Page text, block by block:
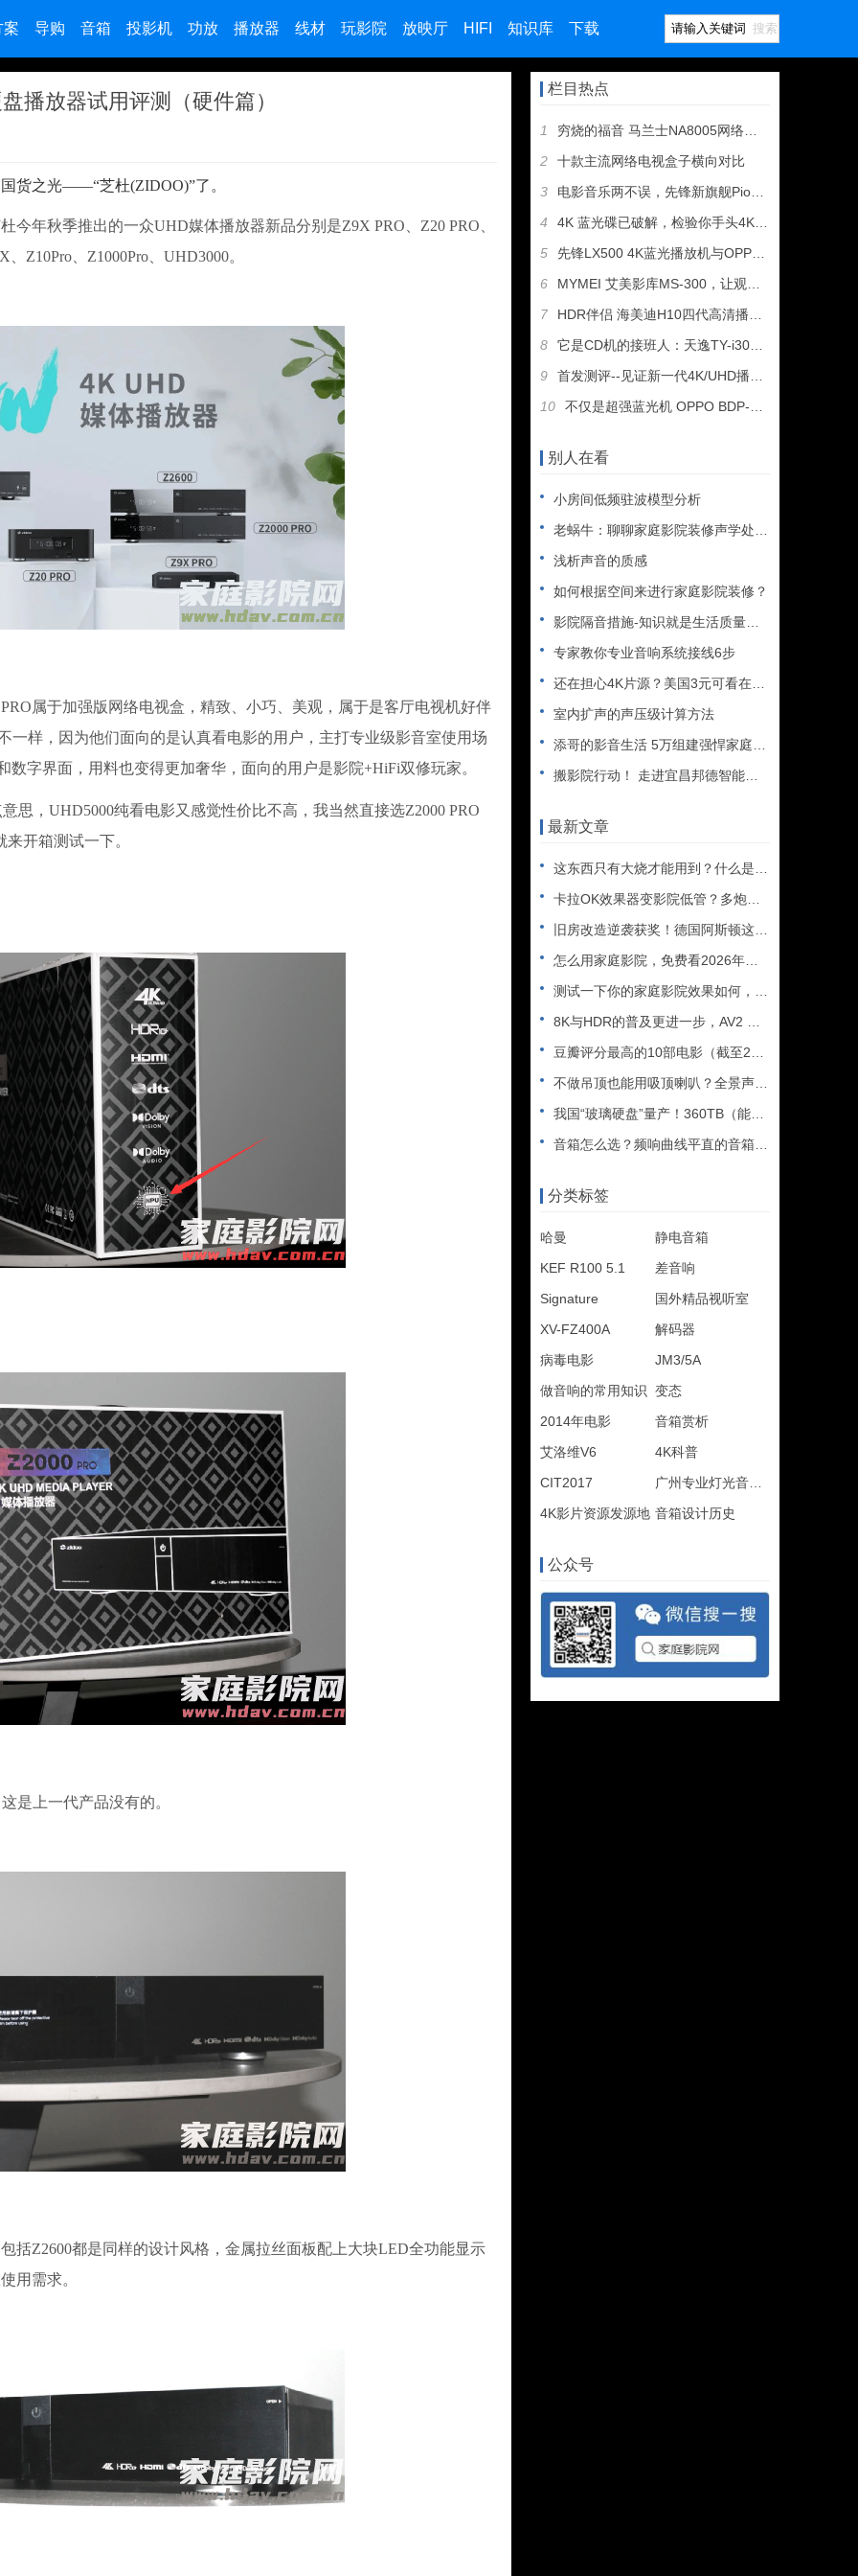
案 导购 音箱 投影机 功放 播放器 线材 玩影院 放映厅 HIFI 知识库 下载 搜索
播放器试用评测（硬件篇）
之光——“芝杜(ZIDOO)”了。
秋季推出的一众UHD媒体播放器新品分别是Z9X PRO、Z20 PRO、
Z10Pro、Z1000Pro、UHD3000。
属于加强版网络电视盒，精致、小巧、美观，属于是客厅电视机好伴
一样，因为他们面向的是认真看电影的用户，主打专业级影音室使用场
字界面，用料也变得更加奢华，面向的用户是影院+HiFi双修玩家。
，UHD5000纯看电影又感觉性价比不高，我当然直接选Z2000 PRO
开箱测试一下。
上一代产品没有的。
Z2600都是同样的设计风格，金属拉丝面板配上大块LED全功能显示
用需求。
栏目热点
1
穷烧的福音 马兰士NA8005网络数码播放器测评
2
十款主流网络电视盒子横向对比
3
电影音乐两不误，先锋新旗舰Pioneer BDP-LX88蓝
4
4K 蓝光碟已破解，检验你手头4K播放器的时候到了！
5
先锋LX500 4K蓝光播放机与OPPO 205对比评测，暨
6
MYMEI 艾美影库MS-300，让观看高清正版电影变得更加
7
HDR伴侣 海美迪H10四代高清播放机评测
8
它是CD机的接班人：天逸TY-i30媒体播放器试用报告
9
首发测评--见证新一代4K/UHD播放王者的诞生 OPPO
10
不仅是超强蓝光机 OPPO BDP-105
别人在看
小房间低频驻波模型分析
老蜗牛：聊聊家庭影院装修声学处理那点事儿
浅析声音的质感
如何根据空间来进行家庭影院装修？
影院隔音措施-知识就是生活质量提高的保障 装修影院必读
专家教你专业音响系统接线6步
还在担心4K片源？美国3元可看在线4K视频
室内扩声的声压级计算方法
添哥的影音生活 5万组建强悍家庭影院
搬影院行动！ 走进宜昌邦德智能影音体验馆
最新文章
这东西只有大烧才能用到？什么是XLR接口？平衡音频信号线、低
卡拉OK效果器变影院低管？多炮玩家省钱了，内附调音软件免费下
旧房改造逆袭获奖！德国阿斯顿这套7.2.4全景声私人影院太惊
怎么用家庭影院，免费看2026年世界杯直播？
测试一下你的家庭影院效果如何，bobo精选测试片1~3合集
8K与HDR的普及更进一步，AV2 视频编解码器发布
豆瓣评分最高的10部电影（截至2025年）
不做吊顶也能用吸顶喇叭？全景声天空声道安装教程
我国“玻璃硬盘”量产！360TB（能装2.5万部电影），10
音箱怎么选？频响曲线平直的音箱一定好听吗？
分类标签
哈曼
静电音箱
KEF R100 5.1
差音响
Signature
国外精品视听室
XV-FZ400A
解码器
病毒电影
JM3/5A
做音响的常用知识 变态
2014年电影
音箱赏析
艾洛维V6
4K科普
CIT2017
4K影片资源发源地 音箱设计历史
公众号